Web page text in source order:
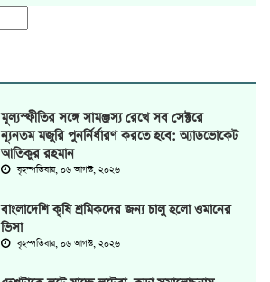
মূল্যস্ফীতির সঙ্গে সামঞ্জস্য রেখে সব সেক্টরে
ন্যূনতম মজুরি পুনর্নির্ধারণ করতে হবে: অ্যাডভোকেট
আতিকুর রহমান
বৃহস্পতিবার, ০৬ আগস্ট, ২০২৬
বাংলাদেশি কৃষি শ্রমিকদের জন্য চালু হলো ওমানের
ভিসা
বৃহস্পতিবার, ০৬ আগস্ট, ২০২৬